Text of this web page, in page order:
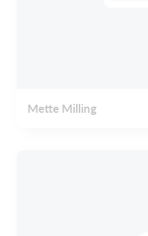
Mette Milling